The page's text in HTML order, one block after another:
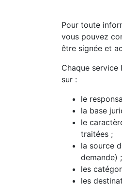
Pour toute
vous pouvez
être signée et
Chaque service
sur :
le
la base
le
traitées ;
la source
demande) ;
les
les